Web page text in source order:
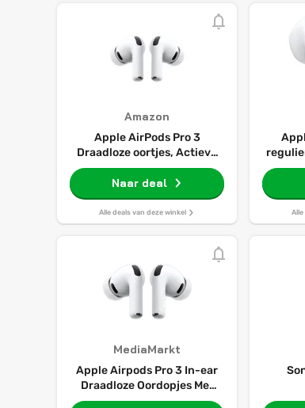
Amazon
Apple AirPods Pro 3
Draadloze oortjes, Actieve
Ruisonderdrukking,
Hartslagmeting,
Gehoorapparaat-feature,
Bluetooth-koptelefoon,
Ruimtelijke Audio, hifi-
Naar deal
Alle deals van deze winkel
MediaMarkt
Apple Airpods Pro 3 In-ear
Draadloze Oordopjes Met
Noise-cancelling Wit